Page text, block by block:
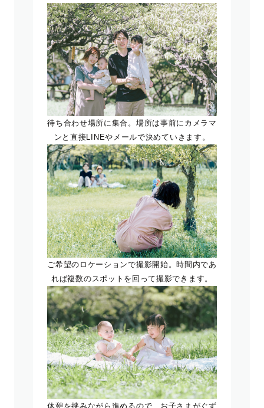
待ち合わせ場所に集合。場所は事前にカメラマ
ンと直接LINEやメールで決めていきます。
ご希望のロケーションで撮影開始。時間内であ
れば複数のスポットを回って撮影できます。
休憩を挟みながら進めるので、お子さまがぐず